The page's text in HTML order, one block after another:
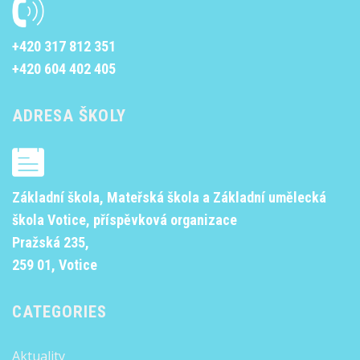
+420 317 812 351
+420 604 402 405
ADRESA ŠKOLY
Základní škola, Mateřská škola a Základní umělecká
škola Votice, příspěvková organizace
Pražská 235,
259 01, Votice
CATEGORIES
Aktuality